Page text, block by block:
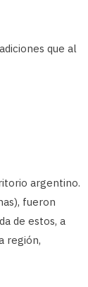
que al
argentino.
fueron
de estos, a
región,